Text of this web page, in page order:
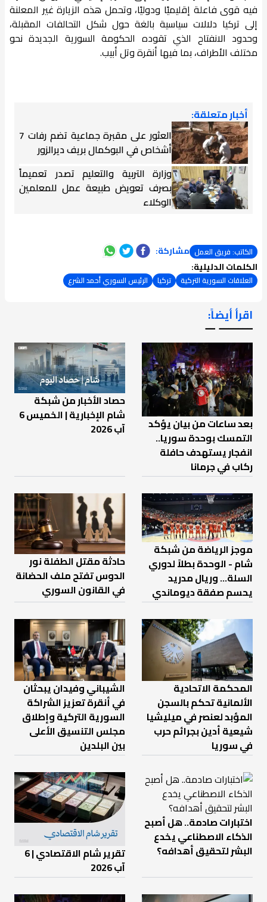
فيه قوى فاعلة إقليميًا ودوليًا، وتحمل هذه الزيارة غير المعلنة
إلى تركيا دلالات سياسية بالغة حول شكل التحالفات المقبلة،
وحدود الانفتاح الذي تقوده الحكومة السورية الجديدة نحو
مختلف الأطراف، بما فيها أنقرة وتل أبيب.
أخبار متعلقة:
العثور على مقبرة جماعية تضم رفات 7
أشخاص في البوكمال بريف ديرالزور
وزارة التربية والتعليم تصدر تعميماً
بصرف تعويض طبيعة عمل للمعلمين
الوكلاء
الكاتب: فريق العمل مشاركة:
الكلمات الدليلية:
العلاقات السورية التركية تركيا الرئيس السوري أحمد الشرع
اقرأ أيضاً:
ـــــــ ــ
بعد ساعات من بيان يؤكد
التمسك بوحدة سوريا..
انفجار يستهدف حافلة
ركاب في جرمانا
حصاد الأخبار من شبكة
شام الإخبارية | الخميس 6
آب 2026
موجز الرياضة من شبكة
شام - الوحدة بطلاً لدوري
السلة... وريال مدريد
يحسم صفقة ديوماندي
حادثة مقتل الطفلة نور
الدوس تفتح ملف الحضانة
في القانون السوري
المحكمة الاتحادية
الألمانية تحكم بالسجن
المؤبد لعنصر في ميليشيا
شيعية أدين بجرائم حرب
في سوريا
الشيباني وفيدان يبحثان
في أنقرة تعزيز الشراكة
السورية التركية وإطلاق
مجلس التنسيق الأعلى
بين البلدين
اختبارات صادمة.. هل أصبح
الذكاء الاصطناعي يخدع
البشر لتحقيق أهدافه؟
تقرير شام الاقتصادي | 6
آب 2026